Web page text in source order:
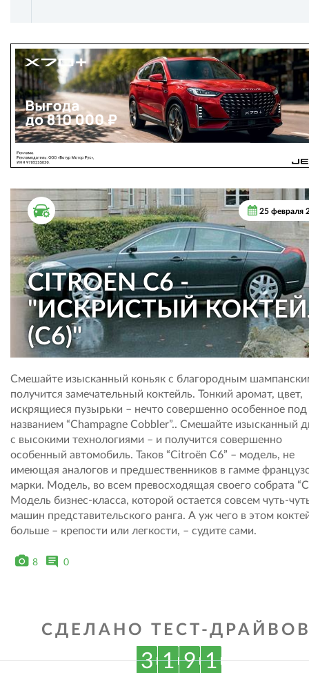
ТЕСТ ДРАЙВ 25 февраля
CITROEN C6 -
"ИСКРИСТЫЙ
(C6)"
Смешайте изысканный коньяк с благородным
получится замечательный коктейль. Тонкий аромат, цвет,
искрящиеся пузырьки – нечто совершенно особенное под
названием “Champagne Cobbler”.. Смешайте изысканный
с высокими технологиями – и получится совершенно
особенный автомобиль. Таков “Citroёn C6” – модель, не
имеющая аналогов и предшественников в гамме
марки. Модель, во всем превосходящая своего собрата
Модель бизнес-класса, которой остается совсем чуть-
машин представительского ранга. А уж чего в этом
больше – крепости или легкости, – судите сами.
8 0
СДЕЛАНО ТЕСТ-
3 1 9 1